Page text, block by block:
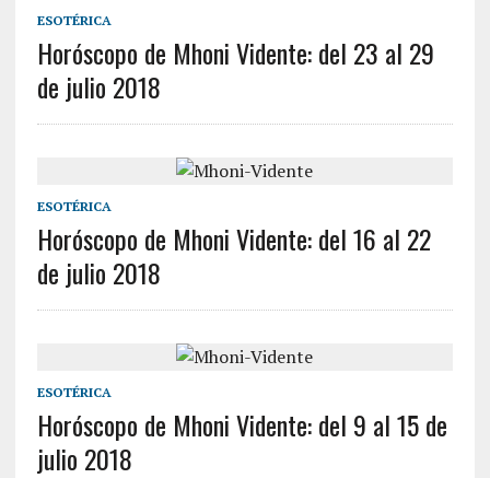
ESOTÉRICA
Horóscopo de Mhoni Vidente: del 23 al 29
de julio 2018
ESOTÉRICA
Horóscopo de Mhoni Vidente: del 16 al 22
de julio 2018
ESOTÉRICA
Horóscopo de Mhoni Vidente: del 9 al 15 de
julio 2018